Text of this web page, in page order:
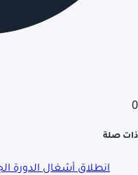
0
ذات صلة
انطلاق أشغال الدورة